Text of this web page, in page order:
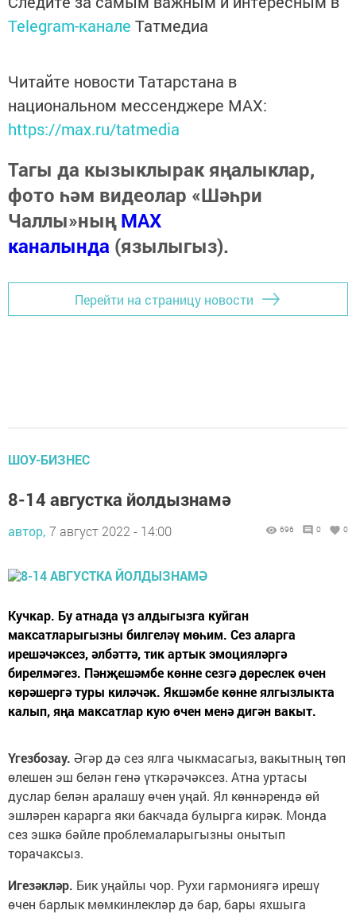
Telegram-канале Татмедиа
Читайте новости Татарстана в
национальном мессенджере MАХ:
https://max.ru/tatmedia
Тагы да кызыклырак яңалыклар,
фото һәм видеолар «Шәһри
Чаллы»ныңMAX
каналында (язылыгыз).
Перейти на страницу новости
ШОУ-БИЗНЕС
8-14 августка йолдызнамә
автор, 7 август 2022 - 14:00 696 0 0
Кучкар. Бу атнада үз алдыгызга куйган
максатларыгызны билгеләү мөһим. Сез аларга
ирешәчәксез, әлбәттә, тик артык эмоцияләргә
бирелмәгез. Пәнҗешәмбе көнне сезгә дөреслек өчен
көрәшергә туры киләчәк. Якшәмбе көнне ялгызлыкта
калып, яңа максатлар кую өчен менә дигән вакыт.
Үгезбозау. Әгәр дә сез ялга чыкмасагыз, вакытның төп
өлешен эш белән генә үткәрәчәксез. Атна уртасы
дуслар белән аралашу өчен уңай. Ял көннәрендә өй
эшләрен карарга яки бакчада булырга кирәк. Монда
сез эшкә бәйле проблемаларыгызны онытып
торачаксыз.
Игезәкләр. Бик уңайлы чор. Рухи гармониягә ирешү
өчен барлык мөмкинлекләр дә бар, бары яхшыга